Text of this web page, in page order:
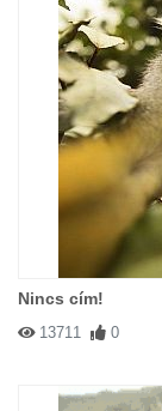
Nincs cím!
13711 0